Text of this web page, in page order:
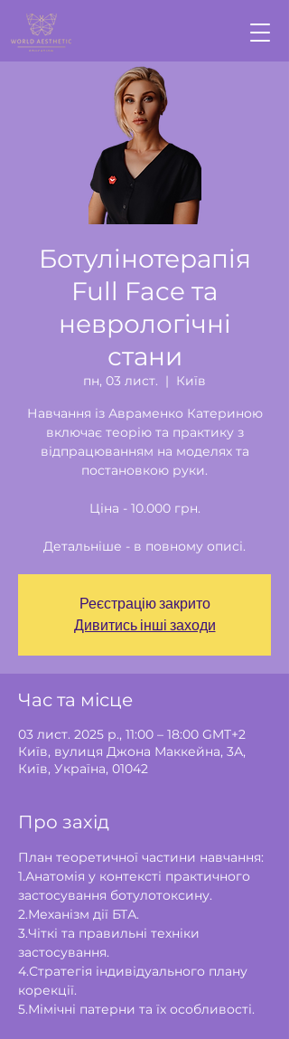
Ботулінотерапія
Full Face та
неврологічні
стани
пн, 03 лист.
  |
Київ
Навчання із Авраменко Катериною
включає теорію та практику з
відпрацюванням на моделях та
постановкою руки.
Ціна - 10.000 грн.
Детальніше - в повному описі.
Реєстрацію закрито
Дивитись інші заходи
Час та місце
03 лист. 2025 р., 11:00 – 18:00 GMT+2
Київ, вулиця Джона Маккейна, 3А,
Київ, Україна, 01042
Про захід
План теоретичної частини навчання:
1.Анатомія у контексті практичного
застосування ботулотоксину.
2.Механізм дії БТА.
3.Чіткі та правильні техніки
застосування.
4.Стратегія індивідуального плану
корекції.
5.Мімічні патерни та їх особливості.